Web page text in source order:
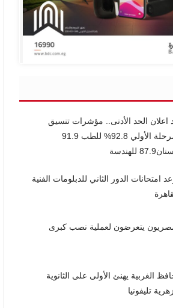
اعلان الحد الأدنى.. مؤشرات تنسيق
المرحلة الأولي 92.8% للطب 91.9
للهندسة
امتحانات الدور الثاني للدبلومات الفنية
يتعرضون لعملية نصب كبرى
الغربية يهنئ الأولى على الثانوية
تليفونيا